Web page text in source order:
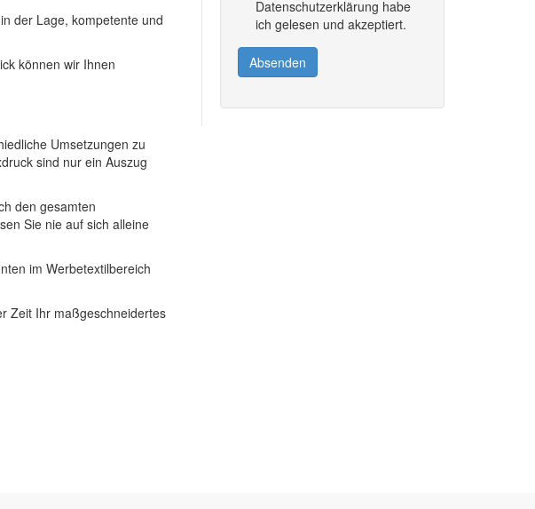
Datenschutzerklärung habe
ich gelesen und akzeptiert.
Absenden
der Lage, kompetente und
können wir Ihnen
Umsetzungen zu
sind nur ein Auszug
den gesamten
Sie nie auf sich alleine
im Werbetextilbereich
Zeit Ihr maßgeschneidertes